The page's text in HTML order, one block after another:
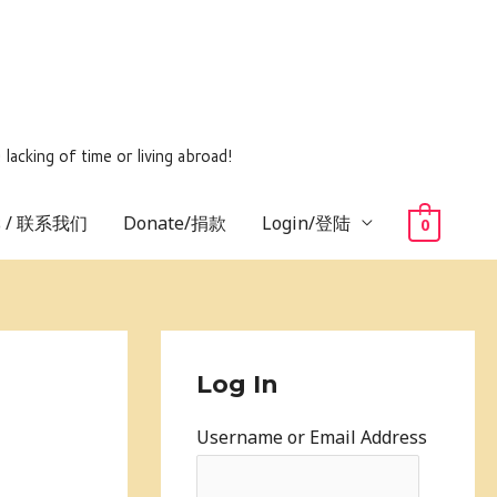
of time or living abroad!
联系我们 Donate/捐款 Login/登陆 0
Log In
Username or Email Address